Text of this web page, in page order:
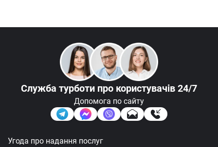
Служба турботи про користувачів 24/7
Допомога по сайту
Угода про надання послуг